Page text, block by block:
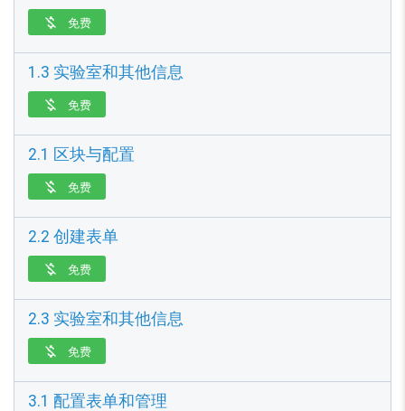
 免费
1.3 实验室和其他信息
 免费
2.1 区块与配置
 免费
2.2 创建表单
 免费
2.3 实验室和其他信息
 免费
3.1 配置表单和管理